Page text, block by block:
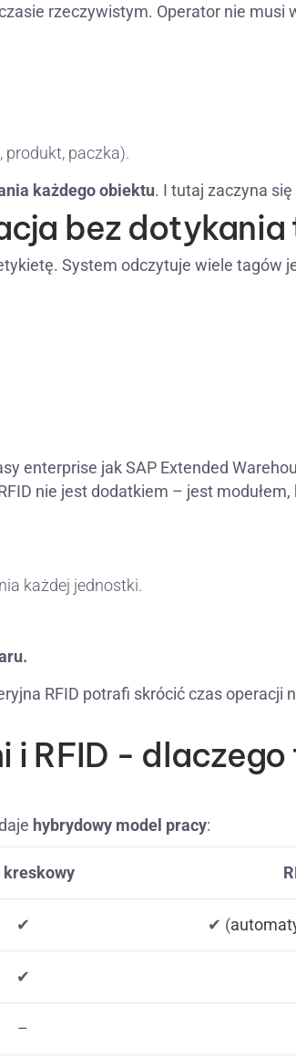
rzeczywistym. Operator nie musi
paczka).
każdego obiektu. I tutaj zaczyna
bez
System odczytuje wiele tagów
enterprise jak SAP Extended
nie jest dodatkiem – jest
każdej jednostki.
RFID potrafi skrócić czas operacji
i RFID -
hybrydowy model pracy:
kreskowy
✔ ✔ (
✔
–